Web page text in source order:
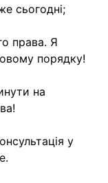
сьогодні;
права. Я
порядку!
на
у